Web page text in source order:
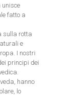
fatto a
sulla rotta
e
I nostri
principi dei
hanno
lo